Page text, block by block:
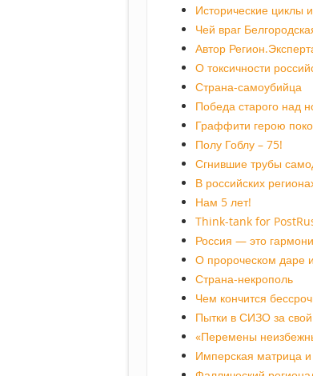
Исторические циклы
Чей враг
Автор
О токсичности
Страна-самоубийца
Победа старого над
Граффити герою
Полу Гоблу – 75!
Сгнившие трубы
В российских
Нам 5 лет!
Think-tank for
Россия — это
О пророческом даре
Страна-некрополь
Чем кончится
Пытки в СИЗО за
«Перемены
Имперская матрица и